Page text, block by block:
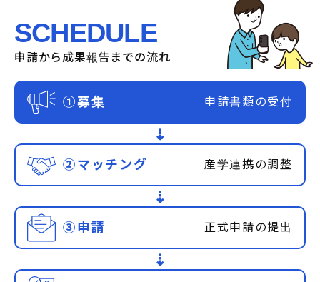
SCHEDULE
申請から成果報告までの流れ
①募集 申請書類の受付
⇢
②マッチング 産学連携の調整
⇢
③申請 正式申請の提出
⇢